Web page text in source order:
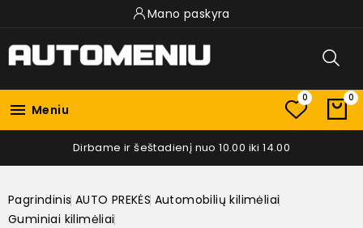
Mano paskyra
 Meniu
0 0
Dirbame ir šeštadienį nuo 10.00 iki 14.00
Pagrindinis AUTO PREKĖS Automobilių kilimėliai
Guminiai kilimėliai